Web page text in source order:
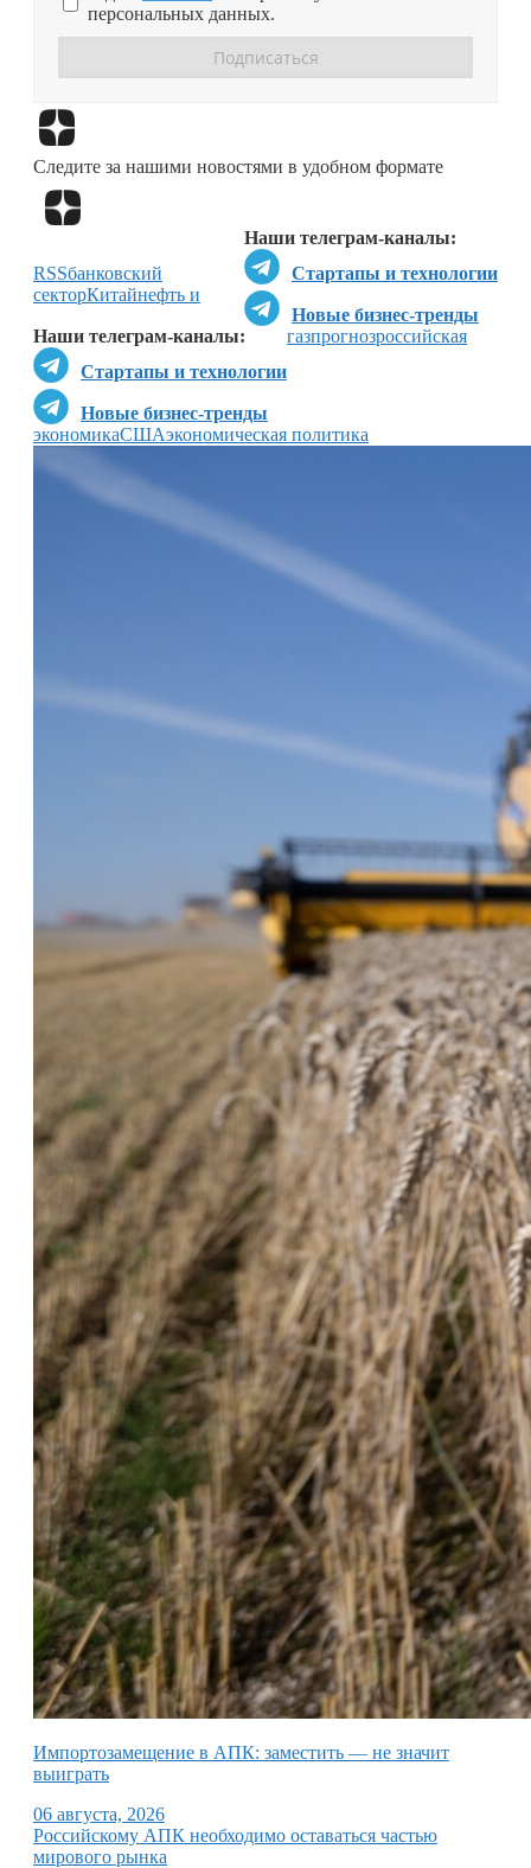
персональных данных.
Следите за нашими новостями в удобном формате
Наши телеграм-каналы:
Стартапы и технологии
Новые бизнес-тренды
Наши телеграм-каналы:
Стартапы и технологии
Новые бизнес-тренды
RSSбанковский
секторКитайнефть и
газпрогнозроссийская
экономикаСШАэкономическая политика
Импортозамещение в АПК: заместить — не значит
выиграть
06 августа, 2026
Российскому АПК необходимо оставаться частью
мирового рынка